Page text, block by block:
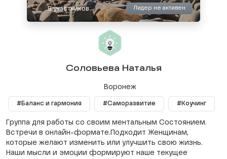
8 участников Лидер не активен
Соловьева Наталья
Воронеж
#Баланс и гармония #Саморазвитие #Коучинг
Группа для работы со своим ментальным Состоянием.
Встречи в онлайн-формате.Подходит Женщинам,
которые желают изменить или улучшить свою жизнь.
Наши мысли и эмоции формируют наше текущее